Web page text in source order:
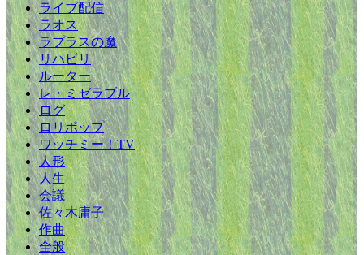
ライブ配信
ラオス
ラプラスの魔
リハビリ
ルーター
レ・ミゼラブル
ログ
ロリポップ
ワッチミー！TV
人形
人生
会議
佐々木庸子
作曲
全般